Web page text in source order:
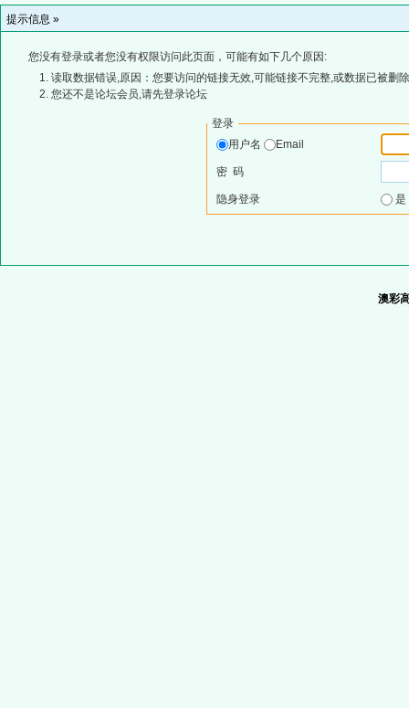
提示信息 »
您没有登录或者您没有权限访问此页面，可能有如下几个原因:
读取数据错误,原因：您要访问的链接无效,可能链接不完整,或数据已被删
您还不是论坛会员,请先登录论坛
登录
用户名
Email
密 码
隐身登录
澳彩